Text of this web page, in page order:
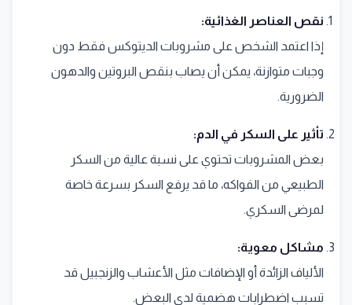
نقص العناصر الغذائية:
إذا اعتمد الشخص على مشروبات الديتوكس فقط دون
وجبات متوازنة، يمكن أن يصاب بنقص البروتين والدهون
الضرورية.
تأثير على السكر في الدم:
بعض المشروبات تحتوي على نسبة عالية من السكر
الطبيعي من الفواكه، ما قد يرفع السكر بسرعة خاصة
لمرضى السكري.
مشاكل معوية:
الألياف الزائدة أو الإضافات مثل الأعشاب والزنجبيل قد
تسبب اضطرابات هضمية لدى البعض.